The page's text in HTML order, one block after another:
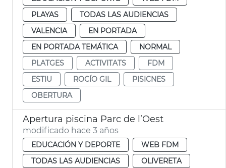
PLAYAS
TODAS LAS AUDIENCIAS
VALENCIA
EN PORTADA
EN PORTADA TEMÁTICA
NORMAL
PLATGES
ACTIVITATS
FDM
ESTIU
ROCÍO GIL
PISICNES
OBERTURA
Apertura piscina Parc de l’Oest
modificado hace 3 años
EDUCACIÓN Y DEPORTE
WEB FDM
TODAS LAS AUDIENCIAS
OLIVERETA